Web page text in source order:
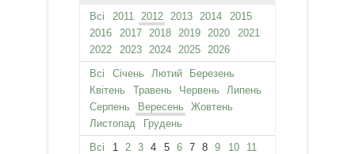
Всі
2011 2012 2013 2014
2015
2016
2017 2018 2019 2020
2021
2022
2023 2024 2025
2026
Всі
Січень Лютий
Березень
Квітень
Травень Червень
Липень
Серпень
Вересень
Жовтень
Листопад
Грудень
Всі
1 2 3 4 5 6 7 8 9 10
11